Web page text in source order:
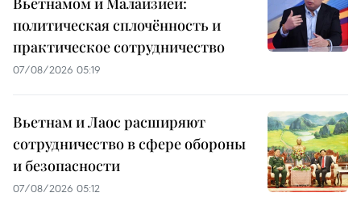
политическая сплочённость и
практическое сотрудничество
07/08/2026 05:19
Вьетнам и Лаос расширяют
сотрудничество в сфере обороны
и безопасности
07/08/2026 05:12